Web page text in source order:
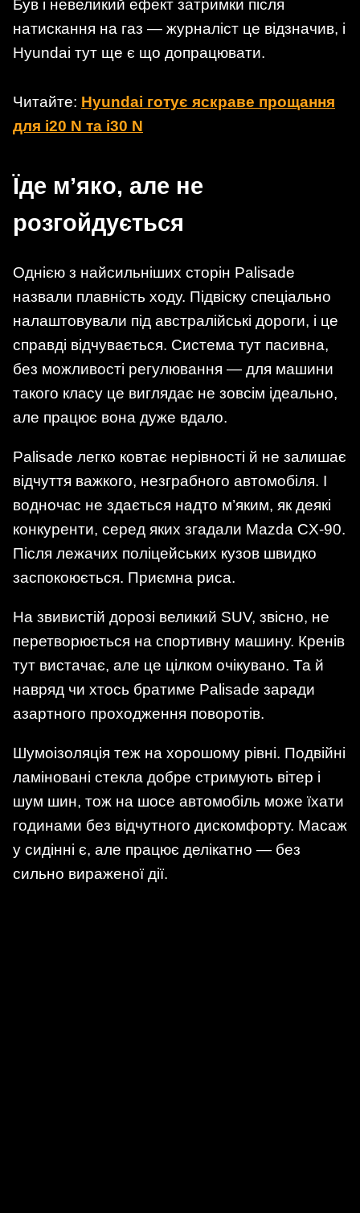
Був і невеликий ефект затримки після
натискання на газ — журналіст це відзначив, і
Hyundai тут ще є що допрацювати.
Читайте: Hyundai готує яскраве прощання
для i20 N та i30 N
Їде м’яко, але не
розгойдується
Однією з найсильніших сторін Palisade
назвали плавність ходу. Підвіску спеціально
налаштовували під австралійські дороги, і це
справді відчувається. Система тут пасивна,
без можливості регулювання — для машини
такого класу це виглядає не зовсім ідеально,
але працює вона дуже вдало.
Palisade легко ковтає нерівності й не залишає
відчуття важкого, незграбного автомобіля. І
водночас не здається надто м’яким, як деякі
конкуренти, серед яких згадали Mazda CX-90.
Після лежачих поліцейських кузов швидко
заспокоюється. Приємна риса.
На звивистій дорозі великий SUV, звісно, не
перетворюється на спортивну машину. Кренів
тут вистачає, але це цілком очікувано. Та й
навряд чи хтось братиме Palisade заради
азартного проходження поворотів.
Шумоізоляція теж на хорошому рівні. Подвійні
ламіновані стекла добре стримують вітер і
шум шин, тож на шосе автомобіль може їхати
годинами без відчутного дискомфорту. Масаж
у сидінні є, але працює делікатно — без
сильно вираженої дії.